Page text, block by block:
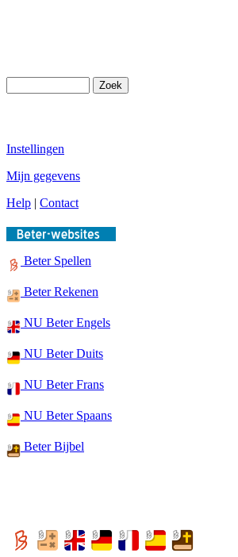
Instellingen
Mijn gegevens
Help | Contact
Beter Spellen
Beter Rekenen
NU Beter Engels
NU Beter Duits
NU Beter Frans
NU Beter Spaans
Beter Bijbel